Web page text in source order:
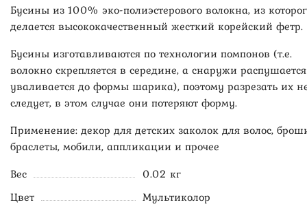
Бусины из 100% эко-полиэстерового волокна, из
делается высококачественный жесткий корейский фетр.
Бусины изготавливаются по технологии помпонов (т.е.
волокно скрепляется в середине, а снаружи
уваливается до формы шарика), поэтому разрезать их
следует, в этом случае они потеряют форму.
Применение: декор для детских заколок для волос,
браслеты, мобили, аппликации и прочее
Вес
0.02 кг
Цвет
Мультиколор